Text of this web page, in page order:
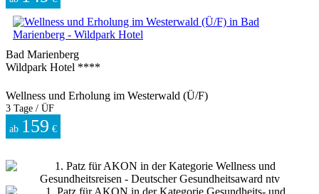
Bad Marienberg
Wildpark Hotel ****
Wellness und Erholung im Westerwald (Ü/F)
3 Tage / ÜF
ab 159 €